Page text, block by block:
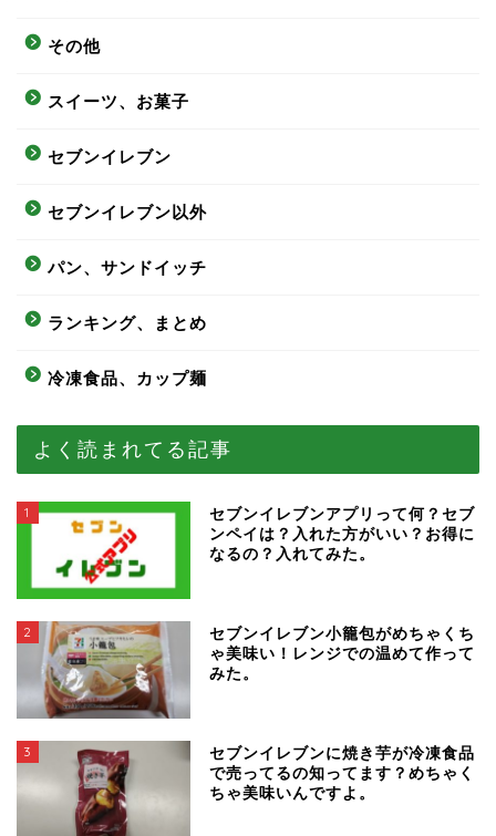
その他
スイーツ、お菓子
セブンイレブン
セブンイレブン以外
パン、サンドイッチ
ランキング、まとめ
冷凍食品、カップ麺
よく読まれてる記事
1
セブンイレブンアプリって何？セブ
ンペイは？入れた方がいい？お得に
なるの？入れてみた。
2
セブンイレブン小籠包がめちゃくち
ゃ美味い！レンジでの温めて作って
みた。
3
セブンイレブンに焼き芋が冷凍食品
で売ってるの知ってます？めちゃく
ちゃ美味いんですよ。